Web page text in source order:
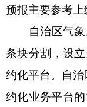
预报主要参考
自治区气
条块分割，设
约化平台。自
约化业务平台